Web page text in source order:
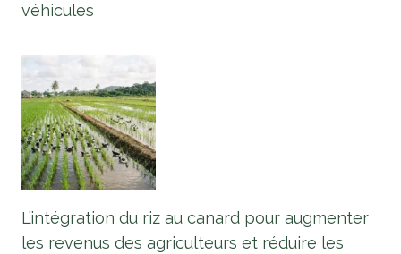
véhicules
L’intégration du riz au canard pour augmenter
les revenus des agriculteurs et réduire les